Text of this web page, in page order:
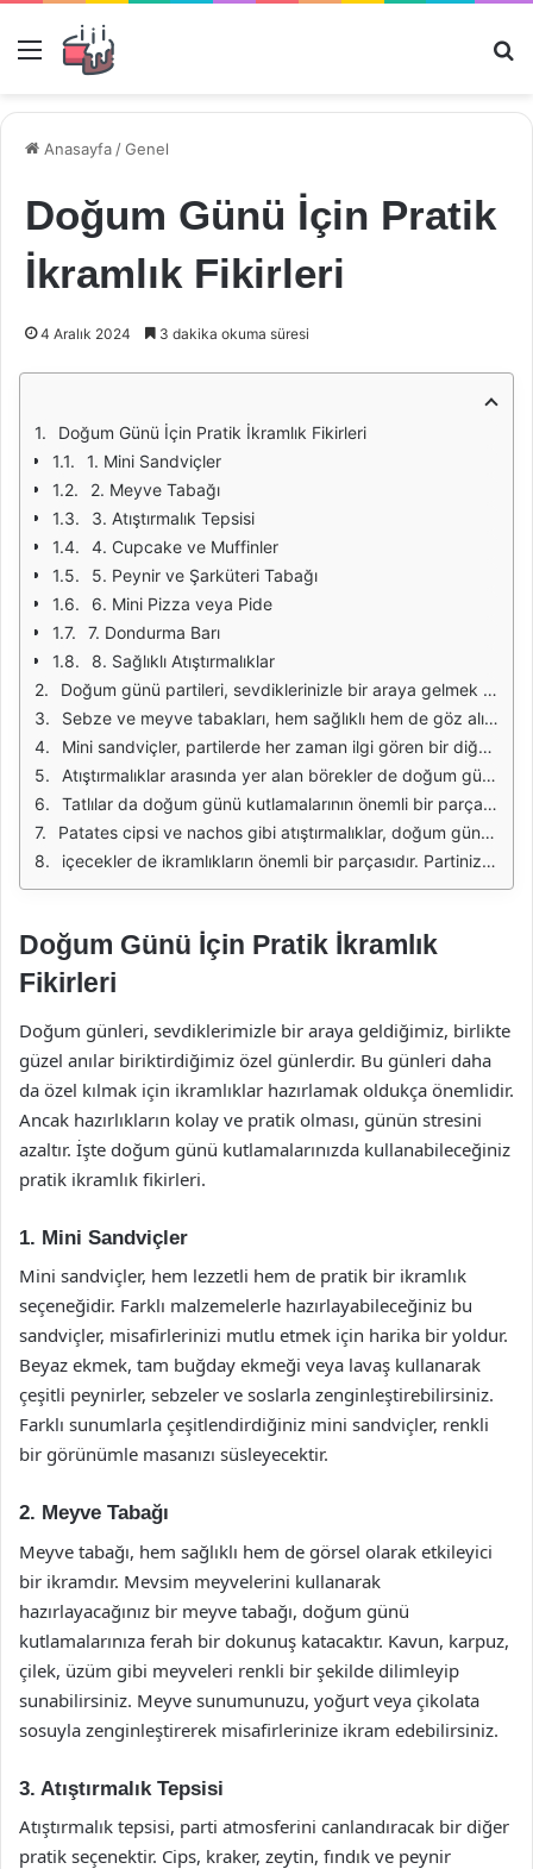
Menü
Anasayfa /Genel
Doğum Günü İçin Pratik
İkramlık Fikirleri
4 Aralık 2024 3 dakika okuma süresi
Doğum Günü İçin Pratik İkramlık Fikirleri
1. Mini Sandviçler
2. Meyve Tabağı
3. Atıştırmalık Tepsisi
4. Cupcake ve Muffinler
5. Peynir ve Şarküteri Tabağı
6. Mini Pizza veya Pide
7. Dondurma Barı
8. Sağlıklı Atıştırmalıklar
Doğum günü partileri, sevdiklerinizle bir araya gelmek için harika bir fırsat sunar. Bu özel günlerde ikramlıklar, misafirlerinizi ağırlamanın en keyifli yollarından biridir. Ancak, pratik ve lezzetli ikramlıklar hazırlamak, zaman ve çaba açısından önemli bir avantaj sağlar. İşte doğum günü için hazırlayabileceğiniz pratik ikramlık fikirleri.
Sebze ve meyve tabakları, hem sağlıklı hem de göz alıcı bir seçenek olarak öne çıkar. Renkli sebzeleri ve meyveleri dilimleyerek hazırlayacağınız bir tabak, misafirlerinizin ilgisini çeker. Havuç, salatalık, biber gibi sebzeleri ve çilek, üzüm, kivi gibi meyveleri bir araya getirerek ferah bir sunum yapabilirsiniz. Yanında yoğurtlu veya humuslu soslar sunarak lezzet katmayı unutmayın.
Mini sandviçler, partilerde her zaman ilgi gören bir diğer ikramlıktır. Farklı malzemelerle hazırlayabileceğiniz mini sandviçler, hem pratik hem de doyurucudur. Tam buğday ekmeği ya da lavaş kullanarak, peynir, zeytin, marul ve dilimlenmiş etler ile çeşitli kombinasyonlar oluşturabilirsiniz. Hazırlanması kolay olan bu sandviçleri, misafirlerin kendileri alabilecek şekilde bir tepsiye yerleştirin.
Atıştırmalıklar arasında yer alan börekler de doğum günü masalarının vazgeçilmezidir. Hazır yufka kullanarak iç harçlarıyla dolduracağınız börekler, hem lezzetli hem de hızlı bir seçenek sunar. Peynirli, patatesli veya kıymalı börekler hazırlayarak çeşitlendirebilirsiniz. Fırında pişirdikten sonra sıcak servis etmek, misafirlerinizin beğenisini kazanacaktır.
Tatlılar da doğum günü kutlamalarının önemli bir parçasıdır. Pratik tatlı alternatifleri arasında çikolata kaplı meyveler ve mini kekler bulunmaktadır. Çilek ve muz gibi meyveleri çikolata ile kaplayarak görsel olarak şık bir sunum yapabilirsiniz. Mini kekleri ise farklı krema ve meyvelerle süsleyerek tatlı masanızı zenginleştirebilirsiniz.
Patates cipsi ve nachos gibi atıştırmalıklar, doğum günü partilerinde sıkça tercih edilen seçeneklerdir. Bu tür atıştırmalıkları, salsa sosu veya guacamole ile birlikte sunarak misafirlerinize keyifli bir deneyim yaşatabilirsiniz. Pratik bir hazırlık ile cipslerinizi tabaklara yerleştirin ve sosları yanına ekleyin.
içecekler de ikramlıkların önemli bir parçasıdır. Partinizde sunacağınız içecekleri önceden hazırlamak, misafirlerinizin keyfini artırır. Doğal meyve suları, soda ve limonata gibi ferahlatıcı içecekler, ikramlıklarınızla uyumlu bir şekilde sunulabilir. Ayrıca, içecekleri renkli bardaklarla servis ederek şık bir görünüm elde edebilirsiniz.
Doğum Günü İçin Pratik İkramlık
Fikirleri
Doğum günleri, sevdiklerimizle bir araya geldiğimiz, birlikte
güzel anılar biriktirdiğimiz özel günlerdir. Bu günleri daha
da özel kılmak için ikramlıklar hazırlamak oldukça önemlidir.
Ancak hazırlıkların kolay ve pratik olması, günün stresini
azaltır. İşte doğum günü kutlamalarınızda kullanabileceğiniz
pratik ikramlık fikirleri.
1. Mini Sandviçler
Mini sandviçler, hem lezzetli hem de pratik bir ikramlık
seçeneğidir. Farklı malzemelerle hazırlayabileceğiniz bu
sandviçler, misafirlerinizi mutlu etmek için harika bir yoldur.
Beyaz ekmek, tam buğday ekmeği veya lavaş kullanarak
çeşitli peynirler, sebzeler ve soslarla zenginleştirebilirsiniz.
Farklı sunumlarla çeşitlendirdiğiniz mini sandviçler, renkli
bir görünümle masanızı süsleyecektir.
2. Meyve Tabağı
Meyve tabağı, hem sağlıklı hem de görsel olarak etkileyici
bir ikramdır. Mevsim meyvelerini kullanarak
hazırlayacağınız bir meyve tabağı, doğum günü
kutlamalarınıza ferah bir dokunuş katacaktır. Kavun, karpuz,
çilek, üzüm gibi meyveleri renkli bir şekilde dilimleyip
sunabilirsiniz. Meyve sunumunuzu, yoğurt veya çikolata
sosuyla zenginleştirerek misafirlerinize ikram edebilirsiniz.
3. Atıştırmalık Tepsisi
Atıştırmalık tepsisi, parti atmosferini canlandıracak bir diğer
pratik seçenektir. Cips, kraker, zeytin, fındık ve peynir